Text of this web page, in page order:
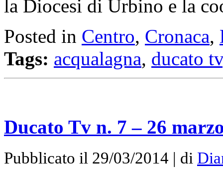
la Diocesi di Urbino e la
Posted in Centro, Cronaca,
Tags: acqualagna, ducato tv
Ducato Tv n. 7 – 26
Pubblicato il 29/03/2014 | di